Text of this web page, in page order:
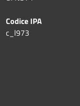
Codice IPA
c_l973